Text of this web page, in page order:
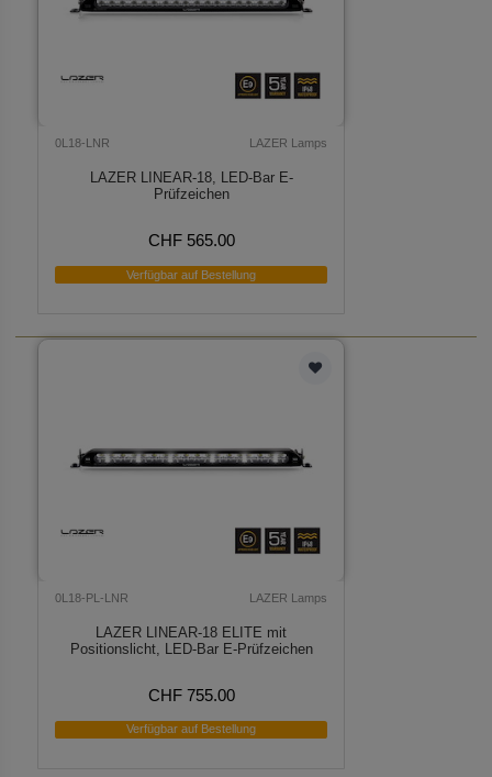
0L18-LNR LAZER Lamps
LAZER LINEAR-18, LED-Bar E-
Prüfzeichen
CHF 565.00
Verfügbar auf Bestellung
0L18-PL-LNR LAZER Lamps
LAZER LINEAR-18 ELITE mit
Positionslicht, LED-Bar E-Prüfzeichen
CHF 755.00
Verfügbar auf Bestellung